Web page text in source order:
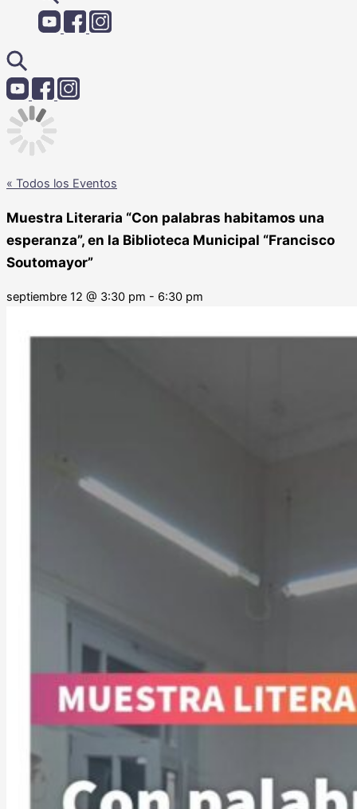
« Todos los Eventos
Muestra Literaria “Con palabras habitamos una
esperanza”, en la Biblioteca Municipal “Francisco
Soutomayor”
septiembre 12 @ 3:30 pm - 6:30 pm